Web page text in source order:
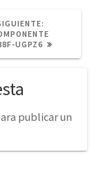
POST:
UGPZ6
publicar un